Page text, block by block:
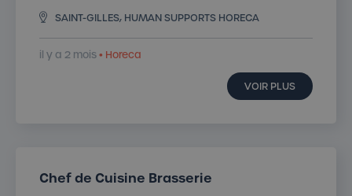
SAINT-GILLES, HUMAN SUPPORTS HORECA
il y a 2 mois• Horeca
VOIR PLUS
Chef de Cuisine Brasserie